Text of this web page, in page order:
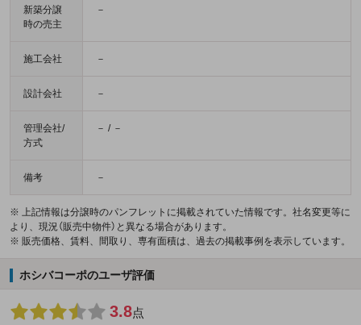
新築分譲
時の売主
－
施工会社 －
設計会社 －
管理会社/
方式
－ / －
備考 －
※ 上記情報は分譲時のパンフレットに掲載されていた情報です。社名変更等に
より、現況（販売中物件）と異なる場合があります。
※ 販売価格、賃料、間取り、専有面積は、過去の掲載事例を表示しています。
ホシバコーポのユーザ評価
3.8点